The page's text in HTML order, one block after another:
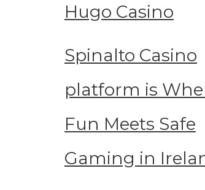
Hugo Casino
Spinalto Casino
platform is
Fun Meets Safe
Gaming in